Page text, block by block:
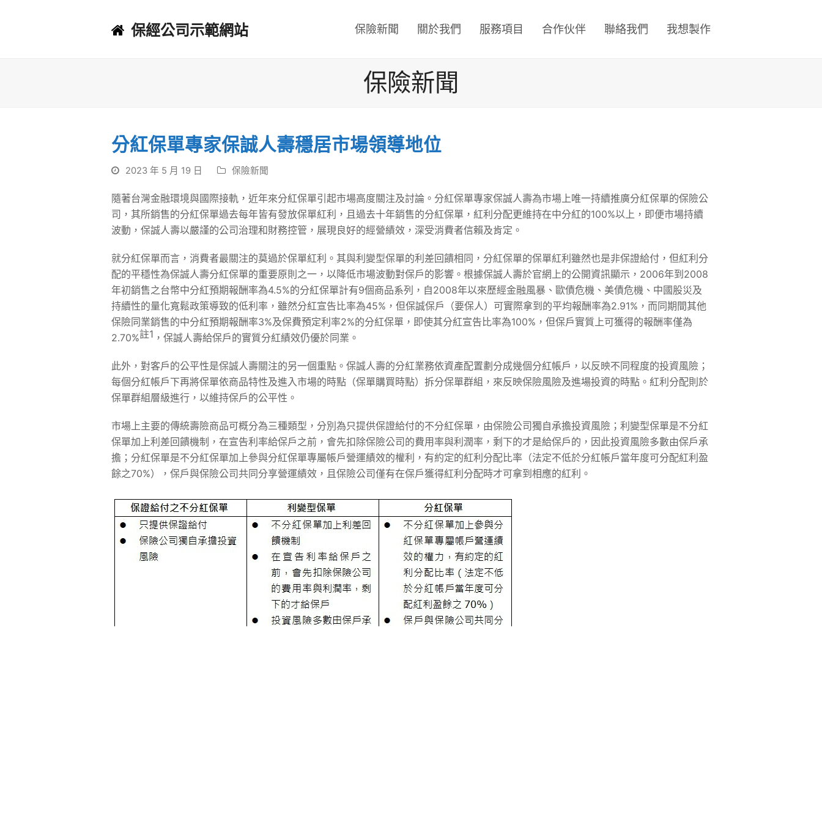
保經公司示範網站 保險新聞 關於我們 服務項目 合作伙伴 聯絡我們 我想製作
保險新聞
分紅保單專家保誠人壽穩居市場領導地位
2023 年 5 月 19 日 保險新聞
隨著台灣金融環境與國際接軌，近年來分紅保單引起市場高度關注及討論。分紅保單專家保誠人壽為市場上唯一持續推廣分紅保單的保險公
司，其所銷售的分紅保單過去每年皆有發放保單紅利，且過去十年銷售的分紅保單，紅利分配更維持在中分紅的100%以上，即便市場持續
波動，保誠人壽以嚴謹的公司治理和財務控管，展現良好的經營績效，深受消費者信賴及肯定。
就分紅保單而言，消費者最關注的莫過於保單紅利。其與利變型保單的利差回饋相同，分紅保單的保單紅利雖然也是非保證給付，但紅利分
配的平穩性為保誠人壽分紅保單的重要原則之一，以降低市場波動對保戶的影響。根據保誠人壽於官網上的公開資訊顯示，2006年到2008
年初銷售之台幣中分紅預期報酬率為4.5%的分紅保單計有9個商品系列，自2008年以來歷經金融風暴、歐債危機、美債危機、中國股災及
持續性的量化寬鬆政策導致的低利率，雖然分紅宣告比率為45%，但保誠保戶（要保人）可實際拿到的平均報酬率為2.91%，而同期間其他
保險同業銷售的中分紅預期報酬率3%及保費預定利率2%的分紅保單，即使其分紅宣告比率為100%，但保戶實質上可獲得的報酬率僅為
2.70%註1 ，保誠人壽給保戶的實質分紅績效仍優於同業。
此外，對客戶的公平性是保誠人壽關注的另一個重點。保誠人壽的分紅業務依資產配置劃分成幾個分紅帳戶，以反映不同程度的投資風險；
每個分紅帳戶下再將保單依商品特性及進入市場的時點（保單購買時點）拆分保單群組，來反映保險風險及進場投資的時點。紅利分配則於
保單群組層級進行，以維持保戶的公平性。
市場上主要的傳統壽險商品可概分為三種類型，分別為只提供保證給付的不分紅保單，由保險公司獨自承擔投資風險；利變型保單是不分紅
保單加上利差回饋機制，在宣告利率給保戶之前，會先扣除保險公司的費用率與利潤率，剩下的才是給保戶的，因此投資風險多數由保戶承
擔；分紅保單是不分紅保單加上參與分紅保單專屬帳戶營運績效的權利，有約定的紅利分配比率（法定不低於分紅帳戶當年度可分配紅利盈
餘之70%），保戶與保險公司共同分享營運績效，且保險公司僅有在保戶獲得紅利分配時才可拿到相應的紅利。